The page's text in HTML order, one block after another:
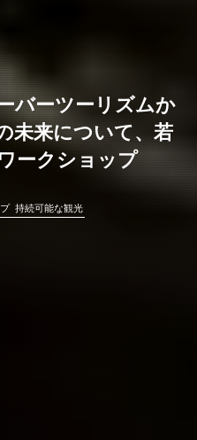
バーツーリズムか
未来について、若
ークショップ
持続可能な観光